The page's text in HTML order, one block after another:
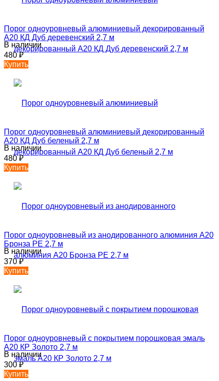
Порог одноуровневый алюминиевый декорированный
А20 КД Дуб деревенский 2,7 м
В наличии
480₽
Купить
Порог одноуровневый алюминиевый декорированный
А20 КД Дуб беленый 2,7 м
В наличии
480₽
Купить
Порог одноуровневый из анодированного алюминия А20
Бронза РЕ 2,7 м
В наличии
370₽
Купить
Порог одноуровневый с покрытием порошковая эмаль
А20 КР Золото 2,7 м
В наличии
300₽
Купить